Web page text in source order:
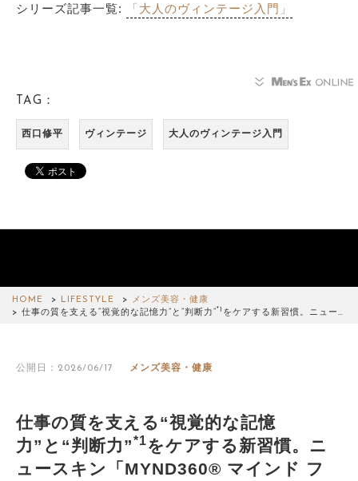
シリーズ記事一覧: 「大人のヴィンテージ入門」
TAG：
西口修平 ヴィンテージ 大人のヴィンテージ入門
HOME LIFESTYLE
メンズ美容・健康
仕事の質を支える“視覚的な記憶力”と“判断力”*1 をケアする新習慣。ニュー…
公開日：2026/06/17 メンズ美容・健康
仕事の質を支える“視覚的な記憶
力”と“判断力”*1をケアする新習慣。ニ
ュースキン「MYND360® マインド フ